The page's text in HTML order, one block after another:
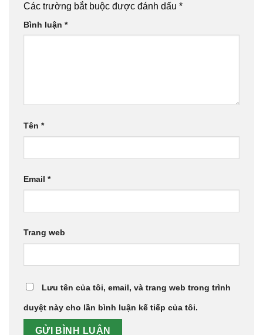
Các trường bắt buộc được đánh dấu *
Bình luận *
Tên *
Email *
Trang web
Lưu tên của tôi, email, và trang web trong trình
duyệt này cho lần bình luận kế tiếp của tôi.